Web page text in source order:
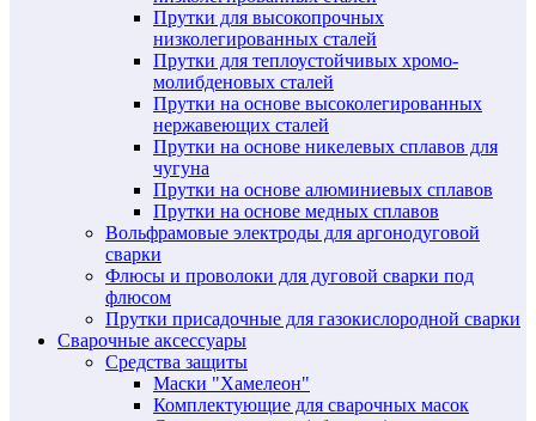
Прутки для высокопрочных
низколегированных сталей
Прутки для теплоустойчивых хромо-
молибденовых сталей
Прутки на основе высоколегированных
нержавеющих сталей
Прутки на основе никелевых сплавов для
чугуна
Прутки на основе алюминиевых сплавов
Прутки на основе медных сплавов
Вольфрамовые электроды для аргонодуговой
сварки
Флюсы и проволоки для дуговой сварки под
флюсом
Прутки присадочные для газокислородной сварки
Сварочные аксессуары
Средства защиты
Маски "Хамелеон"
Комплектующие для сварочных масок